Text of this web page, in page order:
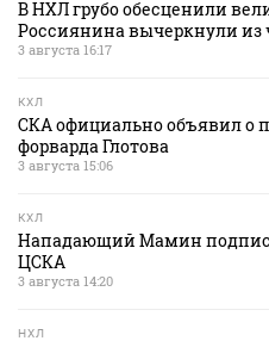
В НХЛ грубо обесценили
Россиянина вычеркнули из
3 августа 16:17
КХЛ
СКА официально объявил о
форварда Глотова
3 августа 15:06
КХЛ
Нападающий Мамин
ЦСКА
3 августа 14:20
НХЛ